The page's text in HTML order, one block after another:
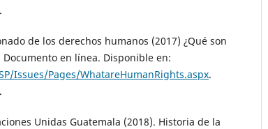
de los derechos humanos (2017) ¿Qué son
en línea. Disponible en:
Issues/Pages/WhatareHumanRights.aspx.
Unidas Guatemala (2018). Historia de la